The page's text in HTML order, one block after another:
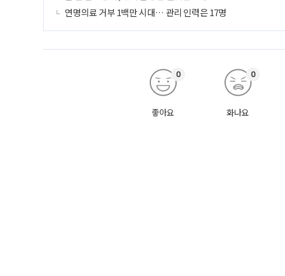
연명의료 거부 1백만 시대… 관리 인력은 17명
좋아요
0
화나요
0